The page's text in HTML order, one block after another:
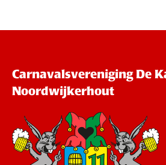
Carnavalsvereniging De
Noordwijkerhout